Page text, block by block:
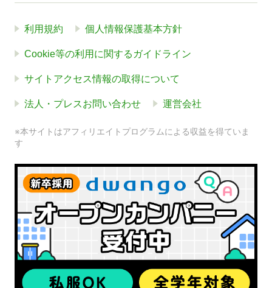
利用規約 個人情報保護基本方針
Cookie等の利用に関するガイドライン
サイトアクセス情報の取得について
法人・プレスお問い合わせ 運営会社
※本サイトはアフィリエイトプログラムによる収益を得ていま
す